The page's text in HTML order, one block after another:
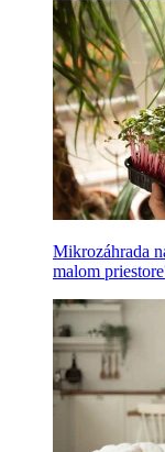
Mikrozáhrada
malom